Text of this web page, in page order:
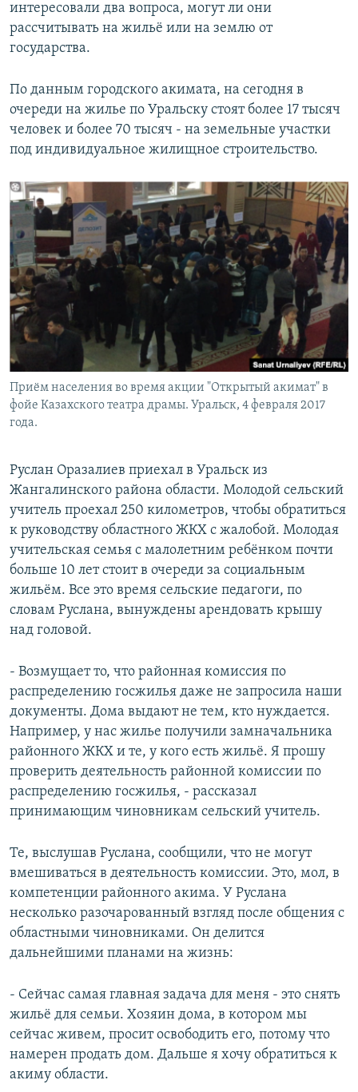
интересовали два вопроса, могут ли они
рассчитывать на жильё или на землю от
государства.
По данным городского акимата, на сегодня в
очереди на жилье по Уральску стоят более 17 тысяч
человек и более 70 тысяч - на земельные участки
под индивидуальное жилищное строительство.
Приём населения во время акции "Открытый акимат" в
фойе Казахского театра драмы. Уральск, 4 февраля 2017
года.
Руслан Оразалиев приехал в Уральск из
Жангалинского района области. Молодой сельский
учитель проехал 250 километров, чтобы обратиться
к руководству областного ЖКХ с жалобой. Молодая
учительская семья с малолетним ребёнком почти
больше 10 лет стоит в очереди за социальным
жильём. Все это время сельские педагоги, по
словам Руслана, вынуждены арендовать крышу
над головой.
- Возмущает то, что районная комиссия по
распределению госжилья даже не запросила наши
документы. Дома выдают не тем, кто нуждается.
Например, у нас жилье получили замначальника
районного ЖКХ и те, у кого есть жильё. Я прошу
проверить деятельность районной комиссии по
распределению госжилья, - рассказал
принимающим чиновникам сельский учитель.
Те, выслушав Руслана, сообщили, что не могут
вмешиваться в деятельность комиссии. Это, мол, в
компетенции районного акима. У Руслана
несколько разочарованный взгляд после общения с
областными чиновниками. Он делится
дальнейшими планами на жизнь:
- Сейчас самая главная задача для меня - это снять
жильё для семьи. Хозяин дома, в котором мы
сейчас живем, просит освободить его, потому что
намерен продать дом. Дальше я хочу обратиться к
акиму области.